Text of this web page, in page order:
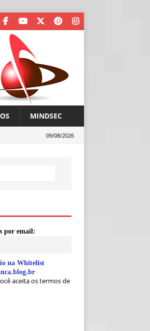
MINDSEC
09/08/2026
por email:
na Whitelist
aceita os termos de